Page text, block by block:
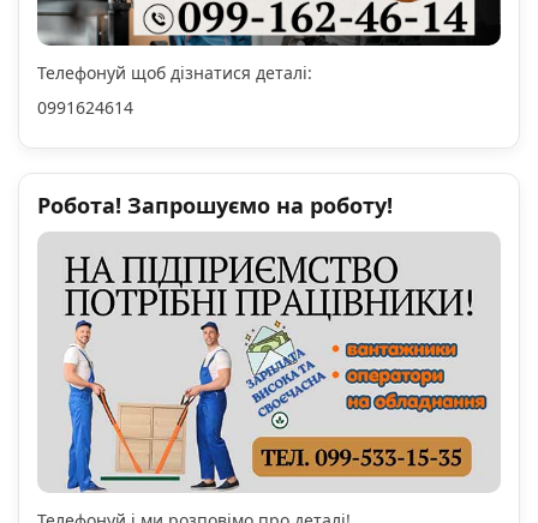
Телефонуй щоб дізнатися деталі:
0991624614
Робота! Запрошуємо на роботу!